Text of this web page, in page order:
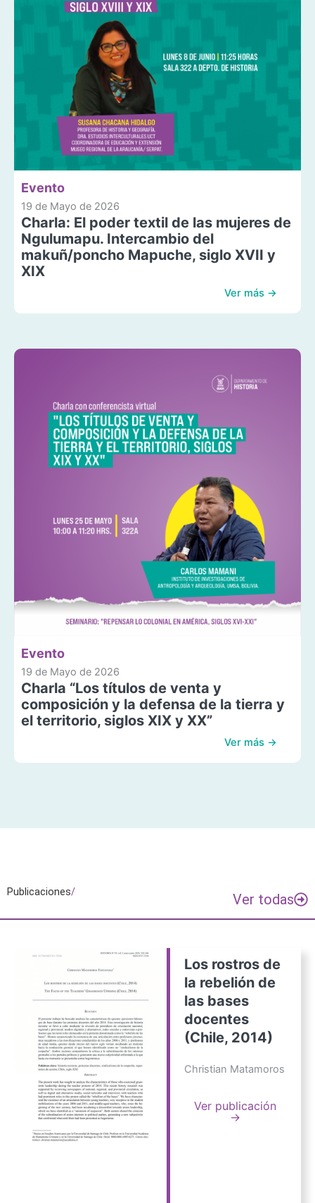
Evento
19 de Mayo de 2026
Charla: El poder textil de las mujeres de
Ngulumapu. Intercambio del
makuñ/poncho Mapuche, siglo XVII y
XIX
Ver más →
Evento
19 de Mayo de 2026
Charla “Los títulos de venta y
composición y la defensa de la tierra y
el territorio, siglos XIX y XX”
Ver más →
Publicaciones/ Ver todas
Los rostros de
la rebelión de
las bases
docentes
(Chile, 2014)
Christian Matamoros
Ver publicación
→